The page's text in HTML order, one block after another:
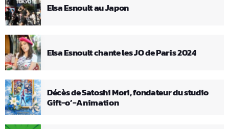
Elsa Esnoult au Japon
Elsa Esnoult chante les JO de Paris 2024
Décès de Satoshi Mori, fondateur du studio
Gift-o’-Animation